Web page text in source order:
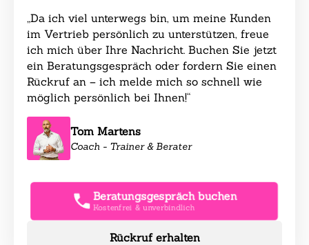
„Da ich viel unterwegs bin, um meine Kunden
im Vertrieb persönlich zu unterstützen, freue
ich mich über Ihre Nachricht. Buchen Sie jetzt
ein Beratungsgespräch oder fordern Sie einen
Rückruf an – ich melde mich so schnell wie
möglich persönlich bei Ihnen!“
Tom Martens
Coach - Trainer & Berater
Beratungsgespräch buchen
Kostenfrei & unverbindlich
Rückruf erhalten